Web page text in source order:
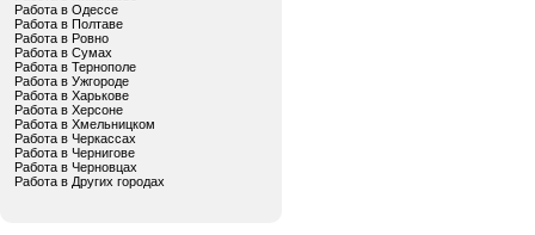
Работа в Одессе
Работа в Полтаве
Работа в Ровно
Работа в Сумах
Работа в Тернополе
Работа в Ужгороде
Работа в Харькове
Работа в Херсоне
Работа в Хмельницком
Работа в Черкассах
Работа в Чернигове
Работа в Черновцах
Работа в Других городах